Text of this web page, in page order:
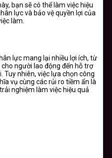
bạn sẽ có thể làm việc hiệu
lực và bảo vệ quyền lợi của
làm.
lực mang lại nhiều lợi ích, từ
người lao động đến hỗ trợ
Tuy nhiên, việc lựa chọn công
vụ cùng các rủi ro tiềm ẩn là
nghiệm làm việc hiệu quả